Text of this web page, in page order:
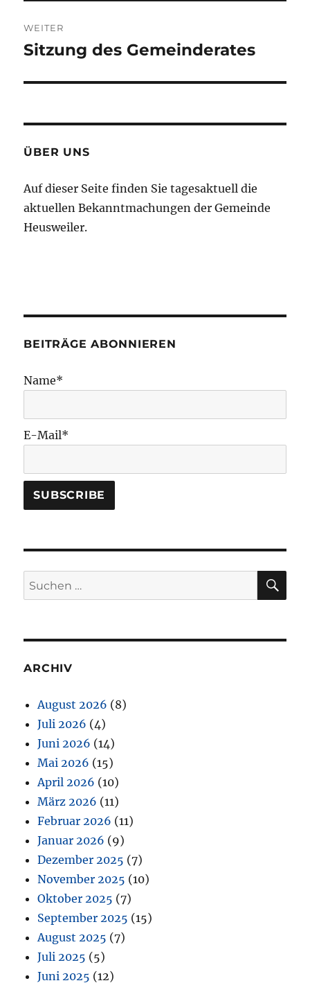
WEITER
Nächster
Sitzung des Gemeinderates
ÜBER UNS
Auf dieser Seite finden Sie tagesaktuell die
aktuellen Bekanntmachungen der Gemeinde
Heusweiler.
BEITRÄGE ABONNIEREN
Name*
E-Mail*
Suchen
nach:
ARCHIV
August 2026 (8)
Juli 2026 (4)
Juni 2026 (14)
Mai 2026 (15)
April 2026 (10)
März 2026 (11)
Februar 2026 (11)
Januar 2026 (9)
Dezember 2025 (7)
November 2025 (10)
Oktober 2025 (7)
September 2025 (15)
August 2025 (7)
Juli 2025 (5)
Juni 2025 (12)